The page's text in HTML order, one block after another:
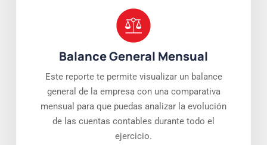
Balance General Mensual
Este reporte te permite visualizar un balance
general de la empresa con una comparativa
mensual para que puedas analizar la evolución
de las cuentas contables durante todo el
ejercicio.